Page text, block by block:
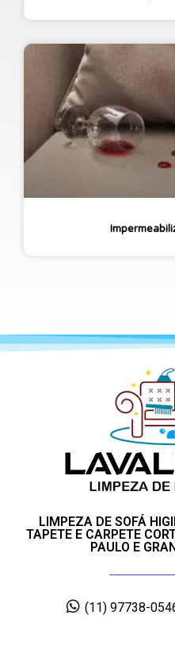
LIMPEZA DE SOFÁ
TAPETE E CARPETE
PAULO E
(11) 97738-